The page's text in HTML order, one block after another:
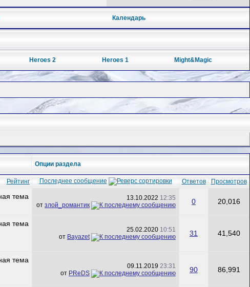
Календарь
Heroes 2 Heroes 1 Might&Magic
Опции раздела
Рейтинг Последнее сообщение Ответов Просмотров
13.10.2022 12:35
от злой_романтик 0 20,016
25.02.2020 10:51
от Bayazet 31 41,540
09.11.2019 23:31
от PReDS 90 86,991